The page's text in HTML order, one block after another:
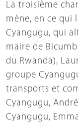
La troisième
mène, en ce qui
Cyangugu, qui
maire de
du Rwanda),
groupe
transports et
Cyangugu,
Cyangugu,